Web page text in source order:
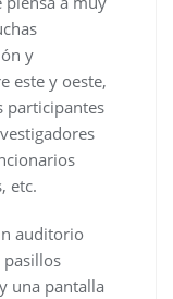
y
este y oeste,
participantes
etc.
auditorio
pasillos
una pantalla